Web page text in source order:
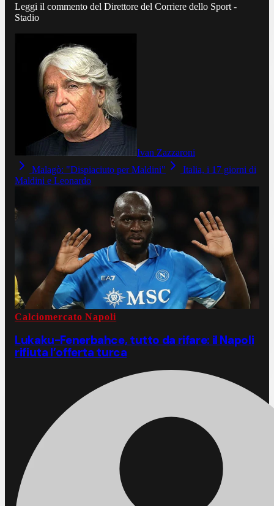
Leggi il commento del Direttore del Corriere dello Sport -
Stadio
Ivan Zazzaroni
Malagò: "Dispiaciuto per Maldini"
Italia, i 17 giorni di
Maldini e Leonardo
Calciomercato Napoli
Lukaku-Fenerbahce, tutto da rifare: il Napoli
rifiuta l’offerta turca